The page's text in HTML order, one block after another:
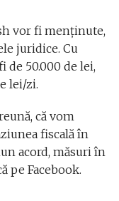
vor fi menținute,
juridice. Cu
de 50.000 de lei,
lei/zi.
că vom
fiscală în
acord, măsuri în
pe Facebook.